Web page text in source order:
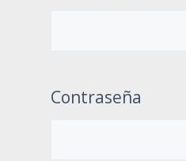
Contraseña